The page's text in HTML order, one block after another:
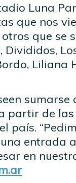
Luna
que nos
que se
Divididos,
Liliana
partir de
país.
entrada
en